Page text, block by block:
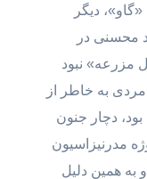
دیگر
محسنی در
مزرعه» نبود
به خاطر از
دچار جنون
مدرنیزاسیون
به همین دلیل